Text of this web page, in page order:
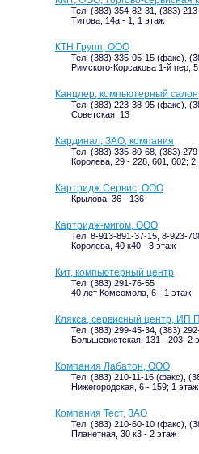
Тел: (383) 354-82-31, (383)
Титова, 14а - 1; 1 этаж
КТН Групп, ООО
Тел: (383) 335-05-15 (факс),
Римского-Корсакова 1-й пер,
Канцлер, компьютерный салон
Тел: (383) 223-38-95 (факс),
Советская, 13
Кардинал, ЗАО, компания
Тел: (383) 335-80-68, (383)
Королева, 29 - 228, 601, 602;
Картридж Сервис, ООО
Крылова, 36 - 136
Картридж-мигом, ООО
Тел: 8-913-891-37-15, 8-923-
Королева, 40 к40 - 3 этаж
Кит, компьютерный центр
Тел: (383) 291-76-55
40 лет Комсомола, 6 - 1 этаж
Клякса, сервисный центр, ИП
Тел: (383) 299-45-34, (383)
Большевистская, 131 - 203; 2
Компания Лабатон, ООО
Тел: (383) 210-11-16 (факс),
Нижегородская, 6 - 159; 1 этаж
Компания Тест, ЗАО
Тел: (383) 210-60-10 (факс),
Планетная, 30 к3 - 2 этаж